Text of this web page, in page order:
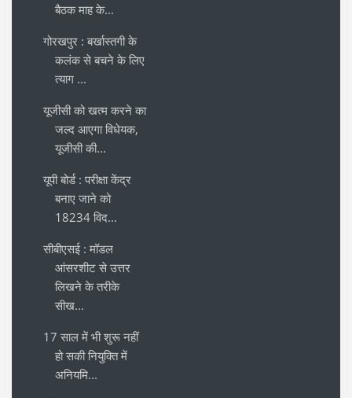
बैठक माह के...
गोरखपुर : बर्खास्तगी के
कलंक से बचने के लिए
त्याग ...
यूजीसी को खत्म करने का
जल्द आएगा विधेयक,
यूजीसी की...
यूपी बोर्ड : परीक्षा केंद्र
बनाए जाने को
18234 विद...
सीबीएसई : मॉडल
आंसरशीट से उत्तर
लिखने के तरीके
सीख...
17 साल में भी शुरू नहीं
हो सकी नियुक्ति में
अनियमि...